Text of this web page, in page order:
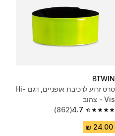
BTWIN
סרט זרוע לרכיבת אופניים, דגם Hi-
Vis - צהוב
4.7
4.7 out of 5 stars from 862 reviews
(862)